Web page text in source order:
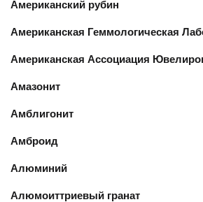
Американский рубин
Американская Геммологическая
Американская Ассоциация
Амазонит
Амблигонит
Амброид
Алюминий
Алюмоиттриевый гранат